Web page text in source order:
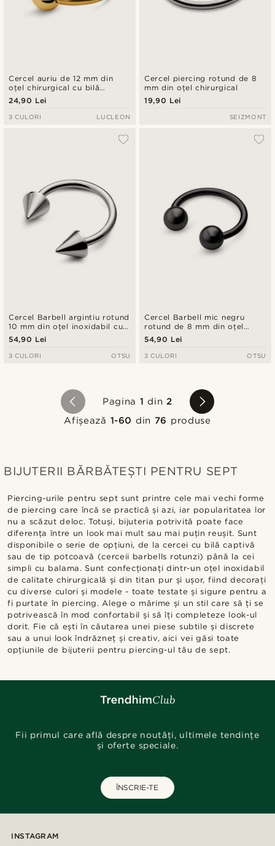
Cercel auriu de 12 mm din
oțel chirurgical cu bilă
captivă
24,90 Lei
3 CULORI LUCLEON
Cercel piercing rotund de 8
mm din oțel chirurgical
19,90 Lei
SEIZMONT
Cercel Barbell argintiu rotund
10 mm din oțel inoxidabil cu
țepi
54,90 Lei
3 CULORI OTSU
Cercel Barbell mic negru
rotund de 8 mm din oțel
chirurgical
54,90 Lei
3 CULORI OTSU
Pagina 1 din2
Afișează 1-60 din 76 produse
BIJUTERII BĂRBĂTEȘTI PENTRU SEPT
Piercing-urile pentru sept sunt printre cele mai vechi forme
de piercing care încă se practică și azi, iar popularitatea lor
nu a scăzut deloc. Totuși, bijuteria potrivită poate face
diferența între un look mai mult sau mai puțin reușit. Sunt
disponibile o serie de opțiuni, de la cercei cu bilă captivă
sau de tip potcoavă (cerceii barbells rotunzi) până la cei
simpli cu balama. Sunt confecționați dintr-un oțel inoxidabil
de calitate chirurgicală și din titan pur și ușor, fiind decorați
cu diverse culori și modele - toate testate și sigure pentru a
fi purtate în piercing. Alege o mărime și un stil care să ți se
potrivească în mod confortabil și să îți completeze look-ul
dorit. Fie că ești în căutarea unei piese subtile și discrete
sau a unui look îndrăzneț și creativ, aici vei găsi toate
opțiunile de bijuterii pentru piercing-ul tău de sept.
Fii primul care află despre noutăți, ultimele tendințe
și oferte speciale.
ÎNSCRIE-TE
INSTAGRAM